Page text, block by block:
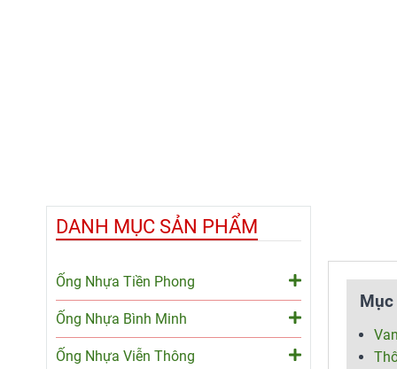
DANH MỤC SẢN PHẨM
Ống Nhựa Tiền Phong
Ống Nhựa Bình Minh
Ống Nhựa Viễn Thông